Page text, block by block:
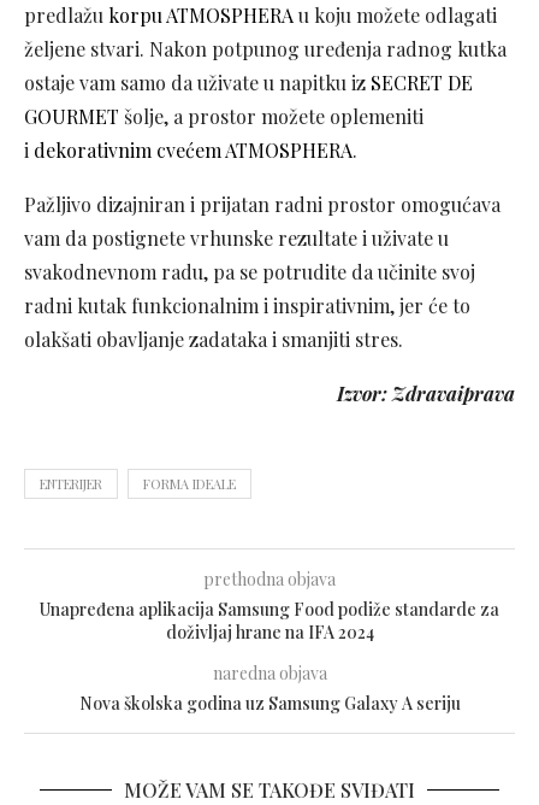
predlažu korpu ATMOSPHERA u koju možete odlagati
željene stvari. Nakon potpunog uređenja radnog kutka
ostaje vam samo da uživate u napitku iz SECRET DE
GOURMET šolje, a prostor možete oplemeniti
i dekorativnim cvećem ATMOSPHERA.
Pažljivo dizajniran i prijatan radni prostor omogućava
vam da postignete vrhunske rezultate i uživate u
svakodnevnom radu, pa se potrudite da učinite svoj
radni kutak funkcionalnim i inspirativnim, jer će to
olakšati obavljanje zadataka i smanjiti stres.
Izvor: Zdravaiprava
ENTERIJER FORMA IDEALE
prethodna objava
Unapređena aplikacija Samsung Food podiže standarde za
doživljaj hrane na IFA 2024
naredna objava
Nova školska godina uz Samsung Galaxy A seriju
MOŽE VAM SE TAKOĐE SVIĐATI